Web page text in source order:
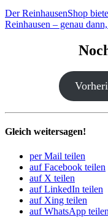
Der Rein­hau­sen­Shop
Rein­hausen – genau
Gleich weitersagen!
per Mail teilen
auf Facebook teilen
auf X teilen
auf LinkedIn teilen
auf Xing teilen
auf WhatsApp teilen